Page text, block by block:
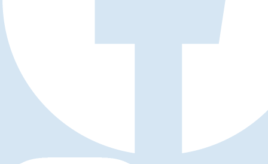
KIEFERORTHOPÄDIE
KAISERSWERTH